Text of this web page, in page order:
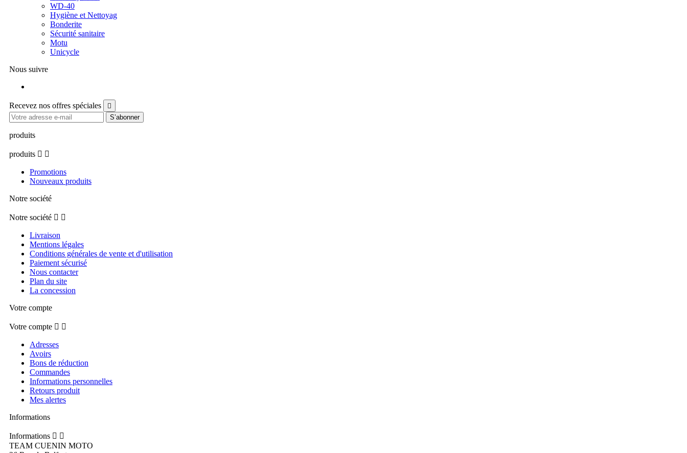
WD-40
Hygiène et Nettoyag
Bonderite
Sécurité sanitaire
Motu
Unicycle
Nous suivre
Recevez nos offres spéciales 
produits
produits  
Promotions
Nouveaux produits
Notre société
Notre société  
Livraison
Mentions légales
Conditions générales de vente et d'utilisation
Paiement sécurisé
Nous contacter
Plan du site
La concession
Votre compte
Votre compte  
Adresses
Avoirs
Bons de réduction
Commandes
Informations personnelles
Retours produit
Mes alertes
Informations
Informations  
TEAM CUENIN MOTO